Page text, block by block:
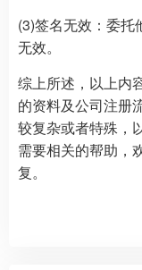
(3)签名无效：委托
无效。
综上所述，以上内
的资料及公司注册
较复杂或者特殊，
需要相关的帮助，
复。